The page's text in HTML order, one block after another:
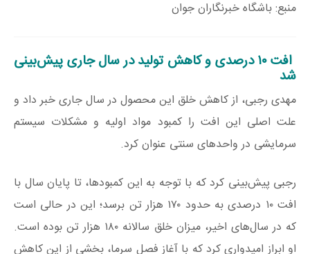
منبع: باشگاه خبرنگاران جوان
افت ۱۰ درصدی و کاهش تولید در سال جاری پیش‌بینی
شد
مهدی رجبی، از کاهش خلق این محصول در سال جاری خبر داد و
علت اصلی این افت را کمبود مواد اولیه و مشکلات سیستم
سرمایشی در واحدهای سنتی عنوان کرد.
رجبی پیش‌بینی کرد که با توجه به این کمبودها، تا پایان سال با
افت ۱۰ درصدی به حدود ۱۷۰ هزار تن برسد؛ این در حالی است
که در سال‌های اخیر، میزان خلق سالانه ۱۸۰ هزار تن بوده است.
او ابراز امیدواری کرد که با آغاز فصل سرما، بخشی از این کاهش